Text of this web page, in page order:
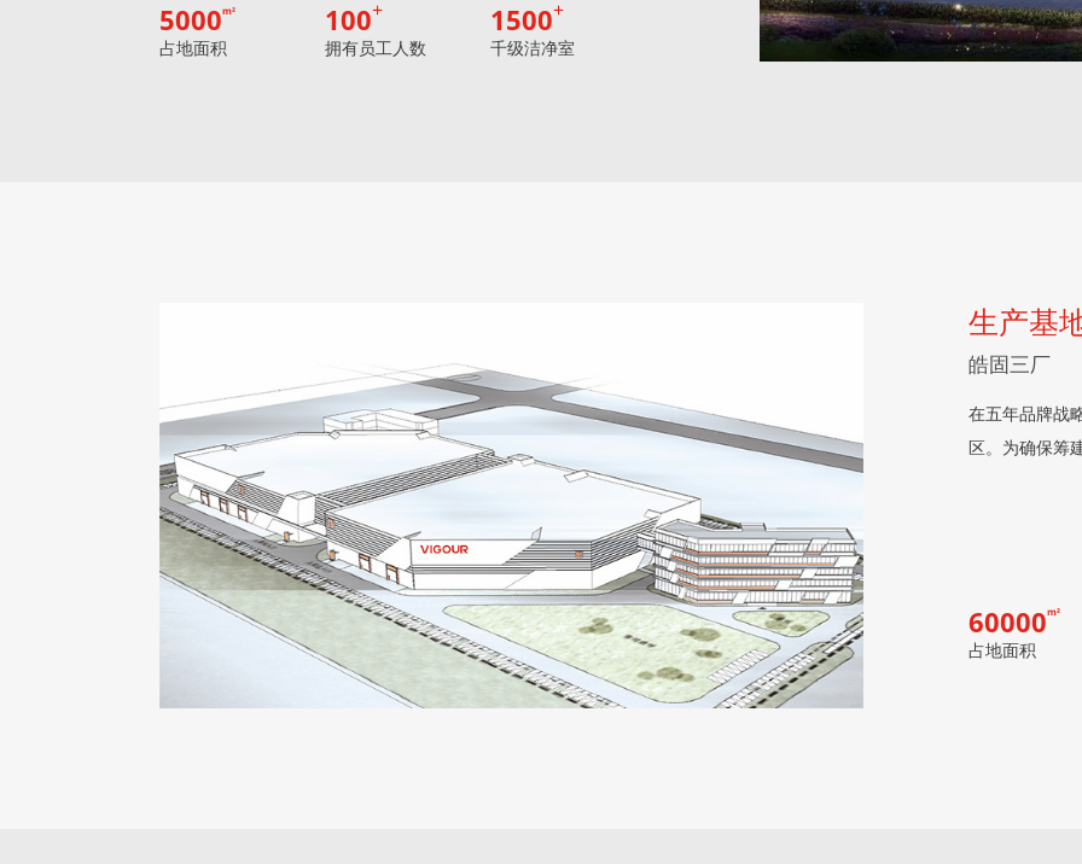
5000m²
占地面积
100
拥有员工人数
1500
千级洁净室
生产基
皓固三厂
在五年品牌战
区。为确保筹
60000m²
占地面积